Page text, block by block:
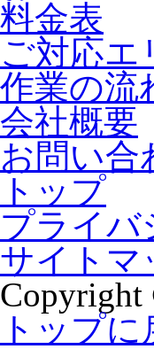
料金表
ご対応エ
作業の流
会社概要
お問い合
トップ
プライバ
サイトマ
トップに